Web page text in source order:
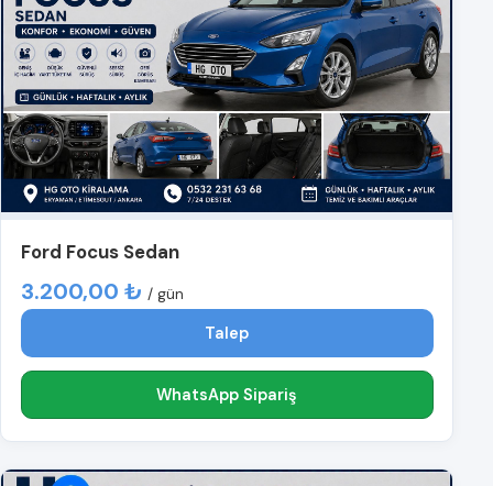
Ford Focus Sedan
3.200,00 ₺ / gün
Talep
WhatsApp Sipariş